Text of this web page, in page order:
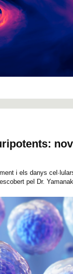
i els danys
pel Dr.